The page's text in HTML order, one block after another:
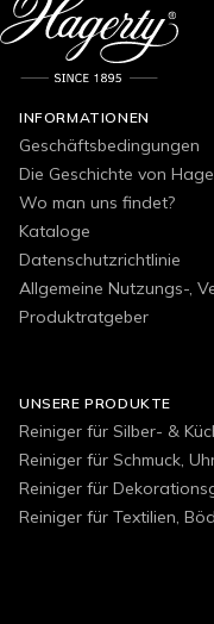
INFORMATIONEN
Geschäftsbedingungen
Die Geschichte von
Wo man uns findet?
Kataloge
Datenschutzrichtlinie
Allgemeine Nutzungs-,
Produktratgeber
UNSERE PRODUKTE
Reiniger für Silber- &
Reiniger für Schmuck,
Reiniger für
Reiniger für Textilien,